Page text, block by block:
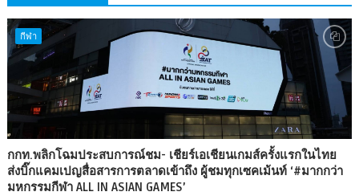
กีฬา
กกท.พลิกโฉมประสบการณ์ชม- เชียร์เอเชียนเกมส์ครั้งแรกในไทย
ส่งบิ๊กแคมเปญสื่อสารการตลาดเข้าถึง ผู้ชมทุกเซคเม้นท์ ‘#มากกว่า
มหกรรมกีฬา ALL IN ASIAN GAMES’